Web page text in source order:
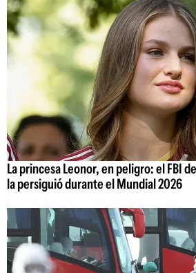
La princesa Leonor, en peligro: el FBI
la persiguió durante el Mundial 2026